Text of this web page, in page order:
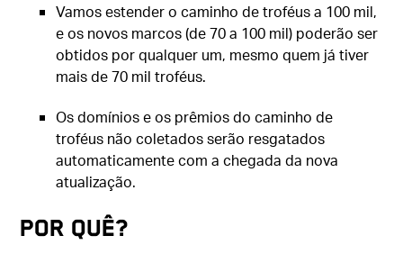
Vamos estender o caminho de troféus a 100 mil,
e os novos marcos (de 70 a 100 mil) poderão ser
obtidos por qualquer um, mesmo quem já tiver
mais de 70 mil troféus.
Os domínios e os prêmios do caminho de
troféus não coletados serão resgatados
automaticamente com a chegada da nova
atualização.
Por quê?